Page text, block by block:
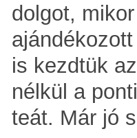
dolgot,
is kezdtük
nélkül a
teát. Már jó